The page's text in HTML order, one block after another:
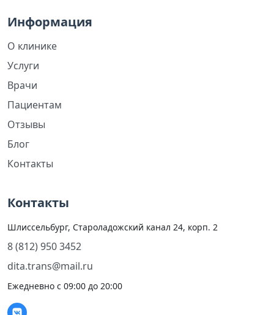
Информация
О клинике
Услуги
Врачи
Пациентам
Отзывы
Блог
Контакты
Контакты
Шлиссельбург, Староладожский канал 24, корп. 2
8 (812) 950 3452
dita.trans@mail.ru
Ежедневно с 09:00 до 20:00